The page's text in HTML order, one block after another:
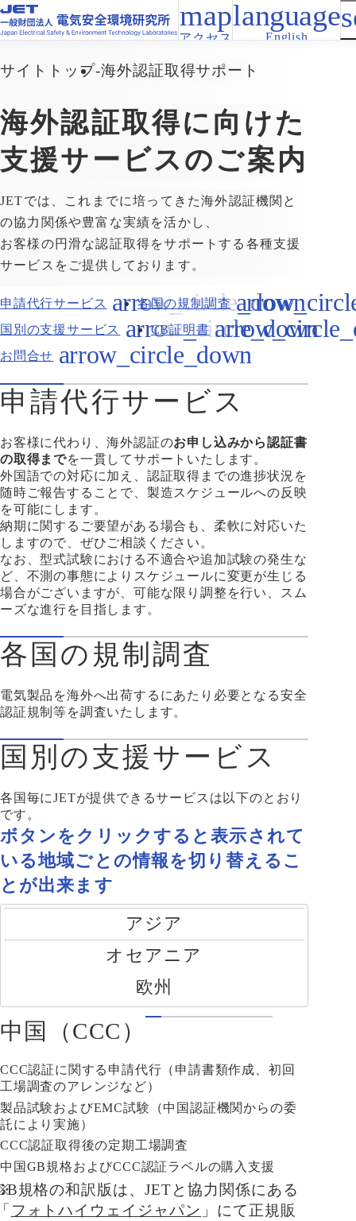
アクセス English
サイトトップ 海外認証取得サポート
海外認証取得に向けた
支援サービスのご案内
JETでは、これまでに培ってきた海外認証機関と
の協力関係や豊富な実績を活かし、
お客様の円滑な認証取得をサポートする各種支援
サービスをご提供しております。
申請代行サービス
各国の規制調査
国別の支援サービス
CB証明書
お問合せ
申請代行サービス
お客様に代わり、海外認証のお申し込みから認証書
の取得までを一貫してサポートいたします。
外国語での対応に加え、認証取得までの進捗状況を
随時ご報告することで、製造スケジュールへの反映
を可能にします。
納期に関するご要望がある場合も、柔軟に対応いた
しますので、ぜひご相談ください。
なお、型式試験における不適合や追加試験の発生な
ど、不測の事態によりスケジュールに変更が生じる
場合がございますが、可能な限り調整を行い、スム
ーズな進行を目指します。
各国の規制調査
電気製品を海外へ出荷するにあたり必要となる安全
認証規制等を調査いたします。
国別の支援サービス
各国毎にJETが提供できるサービスは以下のとおり
です。
ボタンをクリックすると表示されて
いる地域ごとの情報を切り替えるこ
とが出来ます
アジア
オセアニア
欧州
中国（CCC）
CCC認証に関する申請代行（申請書類作成、初回
工場調査のアレンジなど）
製品試験およびEMC試験（中国認証機関からの委
託により実施）
CCC認証取得後の定期工場調査
中国GB規格およびCCC認証ラベルの購入支援
規格の和訳版は、JETと協力関係にある
フォトハイウェイジャパン 」にて正規販